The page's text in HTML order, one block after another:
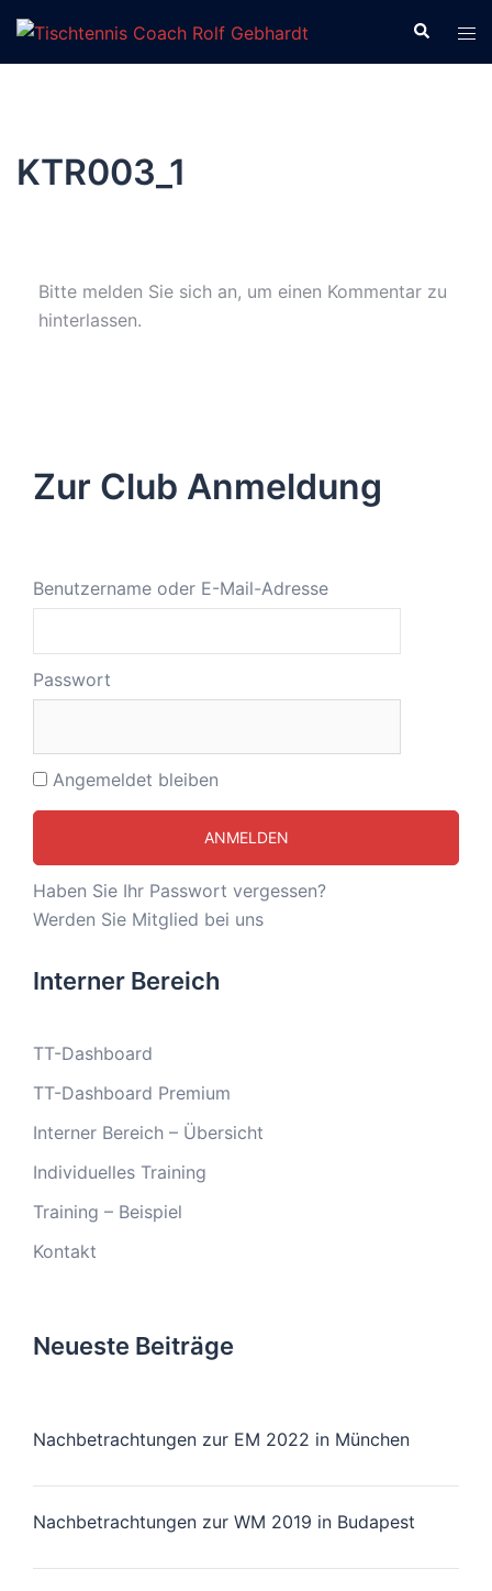
Zum
Inhalt
springen
Suche
KTR003_1
Bitte melden Sie sich an, um einen Kommentar zu
hinterlassen.
Zur Club Anmeldung
Benutzername oder E-Mail-Adresse
Passwort
Angemeldet bleiben
Haben Sie Ihr Passwort vergessen?
Werden Sie Mitglied bei uns
Interner Bereich
TT-Dashboard
TT-Dashboard Premium
Interner Bereich – Übersicht
Individuelles Training
Training – Beispiel
Kontakt
Neueste Beiträge
Nachbetrachtungen zur EM 2022 in München
Nachbetrachtungen zur WM 2019 in Budapest